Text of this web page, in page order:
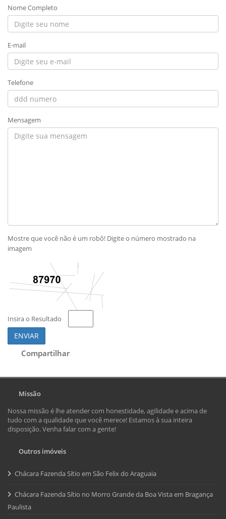
Nome Completo
E-mail
Telefone
Mensagem
Mostre que você não é um robô! Digite o número mostrado na
imagem
Insira o Resultado
ENVIAR
Compartilhar
Missão
Nossa missão é lhe atender com honestidade, agilidade e acima de
tudo com a qualidade que você merece! Estamos à sua inteira
disposição. Venha falar com a gente!
Outros imóveis
Chácara Fazenda Sítio em São Felix do Araguaia
Chácara Fazenda Sítio no Morro Grande da Boa Vista em Bragança
Paulista